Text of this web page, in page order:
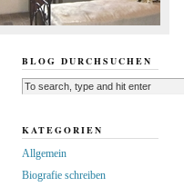
BLOG DURCHSUCHEN
KATEGORIEN
Allgemein
Biografie schreiben